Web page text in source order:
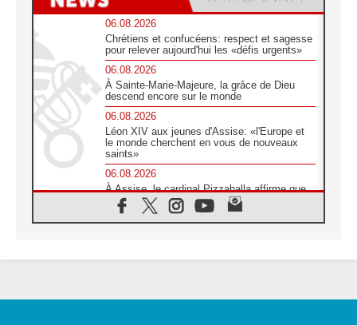
06.08.2026
Chrétiens et confucéens: respect et sagesse
pour relever aujourd'hui les «défis urgents»
06.08.2026
À Sainte-Marie-Majeure, la grâce de Dieu
descend encore sur le monde
06.08.2026
Léon XIV aux jeunes d'Assise: «l'Europe et
le monde cherchent en vous de nouveaux
saints»
06.08.2026
À Assise, le cardinal Pizzaballa affirme que
«les chrétiens veulent la paix»
06.08.2026